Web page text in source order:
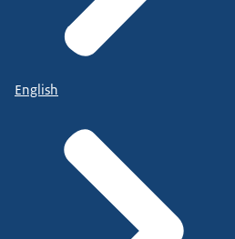
en waterschapsverordening.
Is de gemeente bezig
eerst bekend maken.
In die bekendmaking staat
voor die wijziging van het
English